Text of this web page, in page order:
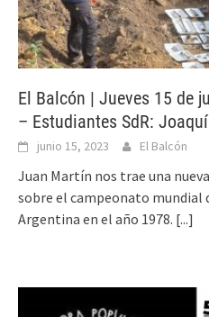
El Balcón | Jueves 15 de
– Estudiantes SdR:
junio 15, 2023 El Balcón
Juan Martín nos trae una
sobre el campeonato mundial
Argentina en el año 1978. [...]